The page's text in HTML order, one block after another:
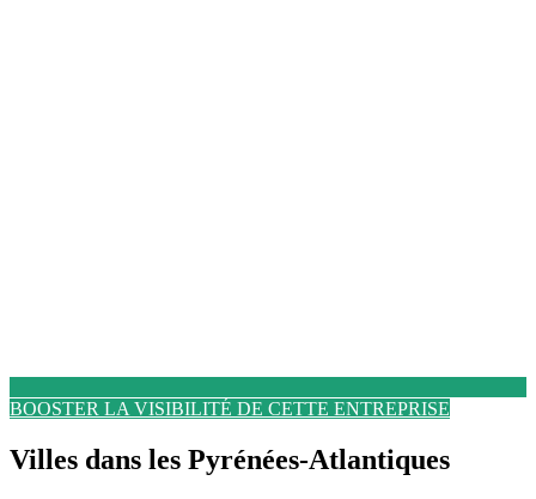
BOOSTER LA VISIBILITÉ DE CETTE ENTREPRISE
Villes dans les Pyrénées-Atlantiques